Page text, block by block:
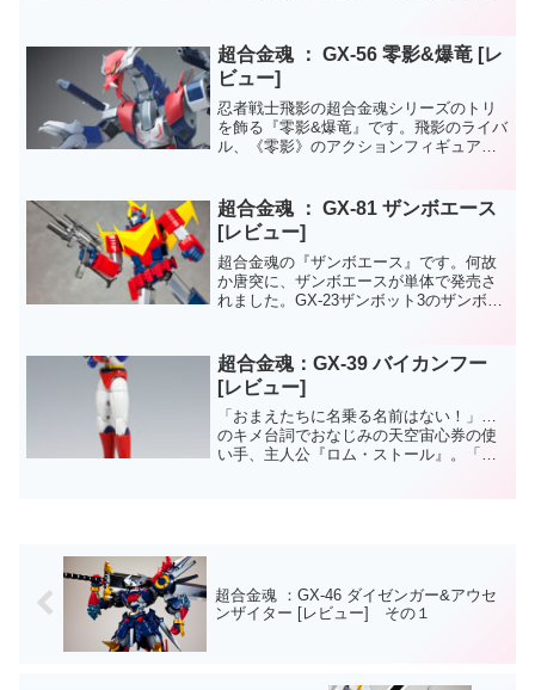
ツが発生しないのでメインの変形ギミッ
クを楽しむだけなら、本...
超合金魂 ： GX-56 零影&爆竜 [レ
ビュー]
忍者戦士飛影の超合金魂シリーズのトリ
を飾る『零影&爆竜』です。飛影のライバ
ル、《零影》のアクションフィギュア
《飛影＆黒獅子》と《飛影&鳳雷鷹》もあ
ると一層プレイバリュー...
超合金魂 ： GX-81 ザンボエース
[レビュー]
超合金魂の『ザンボエース』です。何故
か唐突に、ザンボエースが単体で発売さ
れました。GX-23ザンボット3のザンボエ
GX-81版では、大きさは一回り以上大き
くなり、合体ギ...
超合金魂：GX-39 バイカンフー
[レビュー]
「おまえたちに名乗る名前はない！」…
のキメ台詞でおなじみの天空宙心券の使
い手、主人公『ロム・ストール』。「マ
超合金魂 ：GX-46 ダイゼンガー&アウセ
ンザイター [レビュー] その１